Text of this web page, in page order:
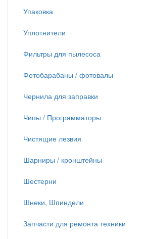
Упаковка
Уплотнители
Фильтры для пылесоса
Фотобарабаны / фотовалы
Чернила для заправки
Чипы / Программаторы
Чистящие лезвия
Шарниры / кронштейны
Шестерни
Шнеки, Шпиндели
Запчасти для ремонта техники